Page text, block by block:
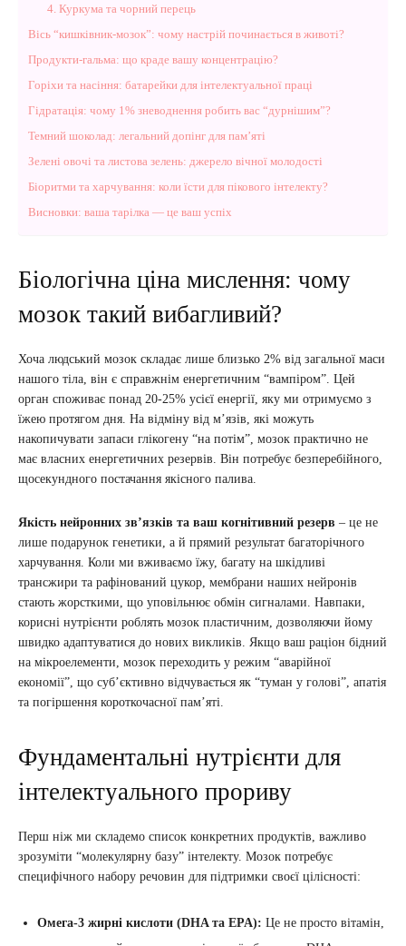
4. Куркума та чорний перець
Вісь “кишківник-мозок”: чому настрій починається в животі?
Продукти-гальма: що краде вашу концентрацію?
Горіхи та насіння: батарейки для інтелектуальної праці
Гідратація: чому 1% зневоднення робить вас “дурнішим”?
Темний шоколад: легальний допінг для пам’яті
Зелені овочі та листова зелень: джерело вічної молодості
Біоритми та харчування: коли їсти для пікового інтелекту?
Висновки: ваша тарілка — це ваш успіх
Біологічна ціна мислення: чому
мозок такий вибагливий?
Хоча людський мозок складає лише близько 2% від загальної маси
нашого тіла, він є справжнім енергетичним “вампіром”. Цей
орган споживає понад 20-25% усієї енергії, яку ми отримуємо з
їжею протягом дня. На відміну від м’язів, які можуть
накопичувати запаси глікогену “на потім”, мозок практично не
має власних енергетичних резервів. Він потребує безперебійного,
щосекундного постачання якісного палива.
Якість нейронних зв’язків та ваш когнітивний резерв – це не
лише подарунок генетики, а й прямий результат багаторічного
харчування. Коли ми вживаємо їжу, багату на шкідливі
трансжири та рафінований цукор, мембрани наших нейронів
стають жорсткими, що уповільнює обмін сигналами. Навпаки,
корисні нутрієнти роблять мозок пластичним, дозволяючи йому
швидко адаптуватися до нових викликів. Якщо ваш раціон бідний
на мікроелементи, мозок переходить у режим “аварійної
економії”, що суб’єктивно відчувається як “туман у голові”, апатія
та погіршення короткочасної пам’яті.
Фундаментальні нутрієнти для
інтелектуального прориву
Перш ніж ми складемо список конкретних продуктів, важливо
зрозуміти “молекулярну базу” інтелекту. Мозок потребує
специфічного набору речовин для підтримки своєї цілісності:
Омега-3 жирні кислоти (DHA та EPA): Це не просто вітамін,